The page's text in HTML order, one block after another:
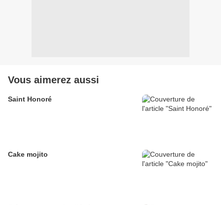
Vous aimerez aussi
Saint Honoré
Cake mojito